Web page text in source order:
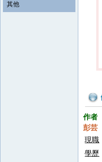
其他
作者
彭芸
現職
學歷